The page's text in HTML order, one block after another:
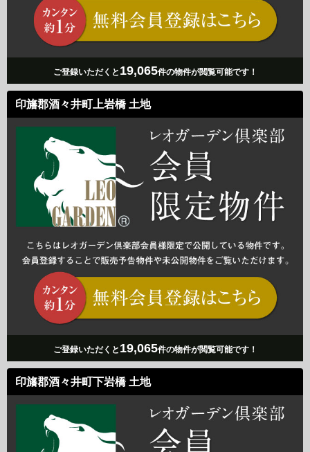
ご登録いただくと 19,065件の物件が閲覧可能です！
印旛郡酒々井町上岩橋 土地
ご登録いただくと 19,065件の物件が閲覧可能です！
印旛郡酒々井町下岩橋 土地